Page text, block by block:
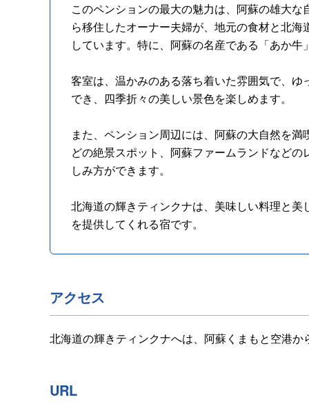
このペンションの最大の魅力は、阿蘇の雄大
ら移住したオーナー夫婦が、地元の食材と北
しています。特に、阿蘇の名産である「あか
客室は、温かみのある落ち着いた雰囲気で、
でき、四季折々の美しい景色を楽しめます。
また、ペンション周辺には、阿蘇の大自然を
どの絶景スポット、阿蘇ファームランドなど
しみ方ができます。
北海道の輝きティンクナは、美味しい料理と
を提供してくれる宿です。
アクセス
北海道の輝きティンクナへは、阿蘇くまもと空港か
URL